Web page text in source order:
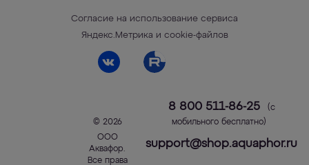
Согласие на использование сервиса
Яндекс.Метрика и cookie-файлов
© 2026
ООО
Аквафор.
Все права
8 800 511-86-25
(с
мобильного бесплатно)
support@shop.aquaphor.ru